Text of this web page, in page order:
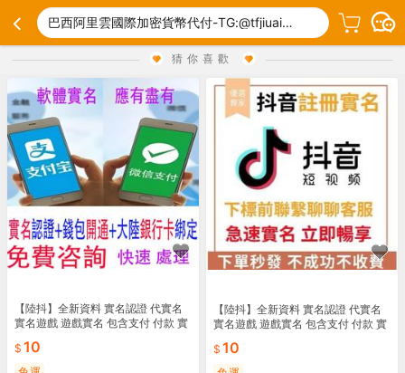
巴西阿里雲國際加密貨幣代付-TG:@tfjiuai🔝TencentCloud充值折扣.thr
猜你喜歡
【陸抖】全新資料 實名認證 代實名
實名遊戲 遊戲實名 包含支付 付款 實
10
【陸抖】全新資料 實名認證 代實名
實名遊戲 遊戲實名 包含支付 付款 實
10